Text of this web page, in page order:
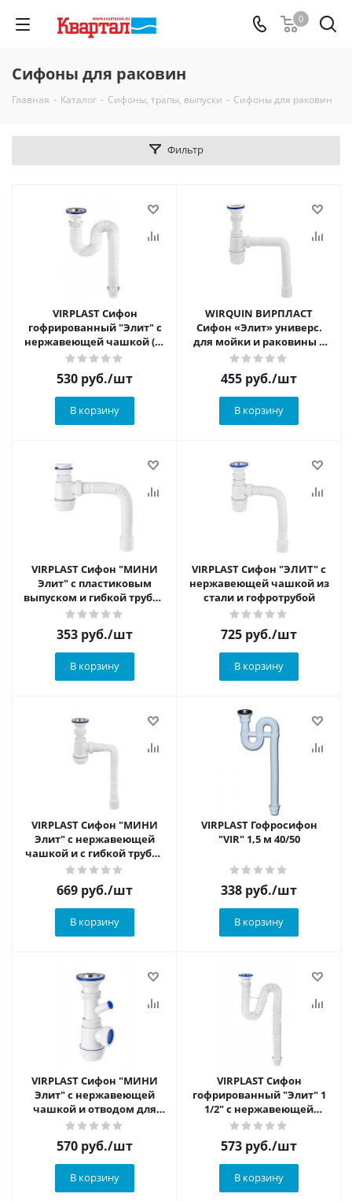
0
Сифоны для раковин
Главная - Каталог - Сифоны, трапы, выпуски - Сифоны для раковин
Фильтр
VIRPLAST Сифон
гофрированный "Элит" с
нержавеющей чашкой (70
мм)
530 руб./шт
В корзину
WIRQUIN ВИРПЛАСТ
Сифон «Элит» универс.
для мойки и раковины 1
1/2х 40мм с пласт.
решеткой и г/т 800 мм
455 руб./шт
В корзину
VIRPLAST Сифон "МИНИ
Элит" с пластиковым
выпуском и гибкой трубой
(до 800 мм)
353 руб./шт
В корзину
VIRPLAST Сифон "ЭЛИТ" с
нержавеющей чашкой из
стали и гофротрубой
725 руб./шт
В корзину
VIRPLAST Сифон "МИНИ
Элит" с нержавеющей
чашкой и с гибкой трубой
(от 230 до 800 мм)
669 руб./шт
В корзину
VIRPLAST Гофросифон
"VIR" 1,5 м 40/50
338 руб./шт
В корзину
VIRPLAST Сифон "МИНИ
Элит" с нержавеющей
чашкой и отводом для
стиральной машины
570 руб./шт
В корзину
VIRPLAST Сифон
гофрированный "Элит" 1
1/2" с нержавеющей
чашкой, удлинённый
573 руб./шт
В корзину